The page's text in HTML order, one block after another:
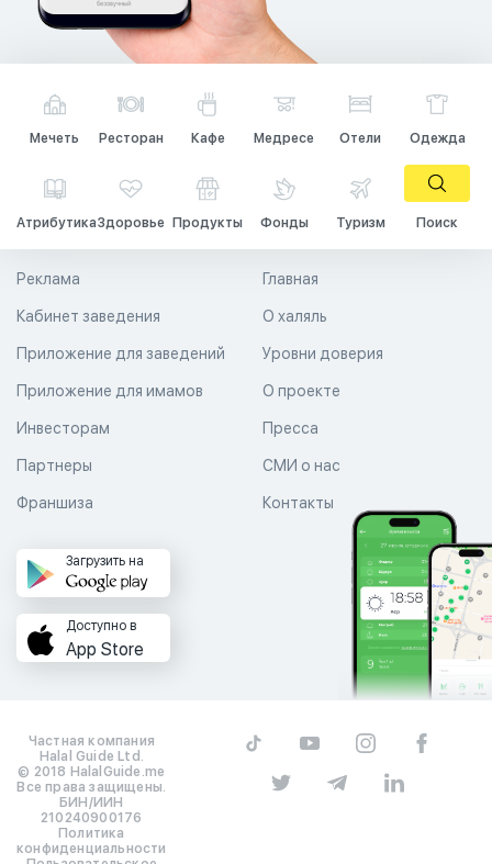
Мечеть Ресторан Кафе Медресе Отели Одежда
АтрибутикаЗдоровье Продукты Фонды Туризм Поиск
Главная
О халяль
Уровни доверия
Реклама
Кабинет заведения
Приложение для заведений
Приложение для имамов О проекте
Пресса
СМИ о нас
Контакты
Инвесторам
Партнеры
Франшиза
Загрузить на
Доступно в
App Store
Частная компания
Halal Guide Ltd.
© 2018 HalalGuide.me
Все права защищены.
БИН/ИИН
210240900176
Политика
конфиденциальности